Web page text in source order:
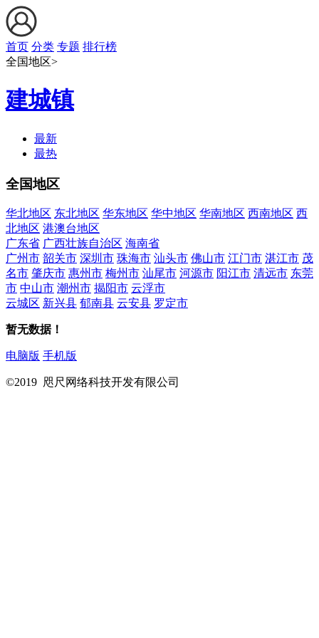
首页 分类 专题 排行榜
全国地区>
建城镇
最新
最热
全国地区
华北地区 东北地区 华东地区 华中地区 华南地区 西南地区 西
北地区 港澳台地区
广东省 广西壮族自治区 海南省
广州市 韶关市 深圳市 珠海市 汕头市 佛山市 江门市 湛江市 茂
名市 肇庆市 惠州市 梅州市 汕尾市 河源市 阳江市 清远市 东莞
市 中山市 潮州市 揭阳市 云浮市
云城区 新兴县 郁南县 云安县 罗定市
暂无数据！
电脑版 手机版
©2019 咫尺网络科技开发有限公司